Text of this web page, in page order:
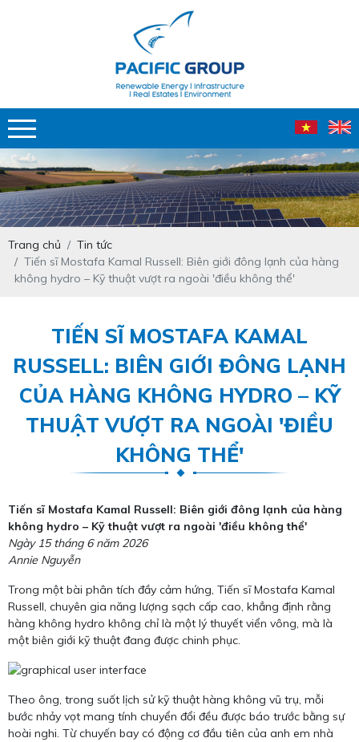
Trang chủ
Tin tức
Tiến sĩ Mostafa Kamal Russell: Biên giới đông lạnh của hàng
không hydro – Kỹ thuật vượt ra ngoài 'điều không thể'
TIẾN SĨ MOSTAFA KAMAL
RUSSELL: BIÊN GIỚI ĐÔNG LẠNH
CỦA HÀNG KHÔNG HYDRO – KỸ
THUẬT VƯỢT RA NGOÀI 'ĐIỀU
KHÔNG THỂ'
Tiến sĩ Mostafa Kamal Russell: Biên giới đông lạnh của hàng
không hydro – Kỹ thuật vượt ra ngoài 'điều không thể'
Ngày 15 tháng 6 năm 2026
Annie Nguyễn
Trong một bài phân tích đầy cảm hứng, Tiến sĩ Mostafa Kamal
Russell, chuyên gia năng lượng sạch cấp cao, khẳng định rằng
hàng không hydro không chỉ là một lý thuyết viển vông, mà là
một biên giới kỹ thuật đang được chinh phục.
Theo ông, trong suốt lịch sử kỹ thuật hàng không vũ trụ, mỗi
bước nhảy vọt mang tính chuyển đổi đều được báo trước bằng sự
hoài nghi. Từ chuyến bay có động cơ đầu tiên của anh em nhà